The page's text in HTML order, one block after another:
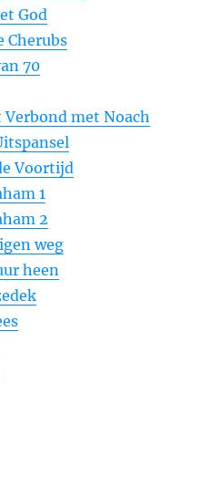
God
Cherubs
70
Verbond met Noach
Voortijd
1
2
weg
heen